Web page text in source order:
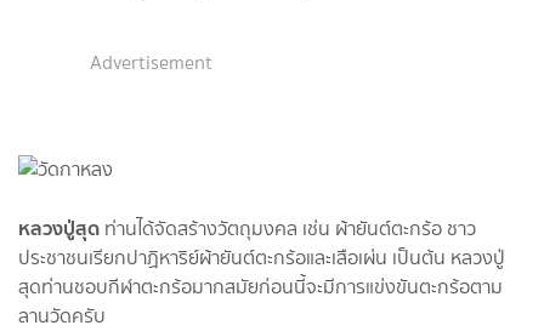
Advertisement
หลวงปู่สุด ท่านได้จัดสร้างวัตถุมงคล เช่น ผ้ายันต์ตะกร้อ ชาว
ประชาชนเรียกปาฏิหาริย์ผ้ายันต์ตะกร้อและเสือเผ่น เป็นต้น หลวงปู่
สุดท่านชอบกีฬาตะกร้อมากสมัยก่อนนี้จะมีการแข่งขันตะกร้อตาม
ลานวัดครับ